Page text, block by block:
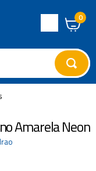
de
Atendimento
0
Amarela Neon